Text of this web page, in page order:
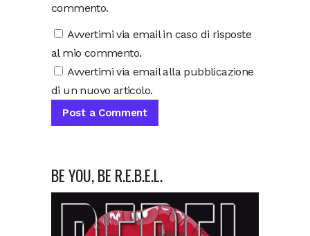
commento.
Avvertimi via email in caso di risposte
al mio commento.
Avvertimi via email alla pubblicazione
di un nuovo articolo.
BE YOU, BE R.E.B.E.L.